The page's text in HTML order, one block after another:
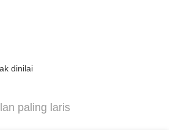
dinilai
paling laris